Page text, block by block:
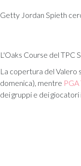
GettyJordan Spieth
L'Oaks Course del TPC
La copertura del Valero
domenica), mentre
dei gruppi e dei giocatori